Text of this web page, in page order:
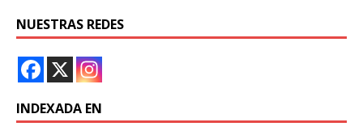
NUESTRAS REDES
INDEXADA EN